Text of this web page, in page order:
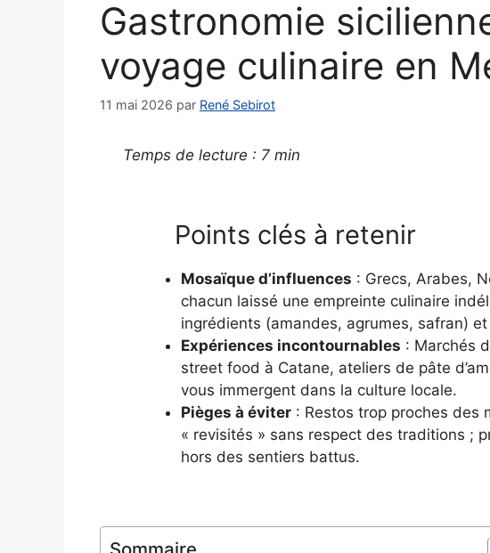
Gastronomie
voyage culinaire en
11 mai 2026 par René Sebirot
Temps de lecture : 7 min
Points clés à retenir
Mosaïque d’influences : Grecs, Arabes,
chacun laissé une empreinte culinaire
ingrédients (amandes, agrumes, safran)
Expériences incontournables : Marchés
street food à Catane, ateliers de pâte
vous immergent dans la culture locale.
Pièges à éviter : Restos trop proches des
« revisités » sans respect des traditions ;
hors des sentiers battus.